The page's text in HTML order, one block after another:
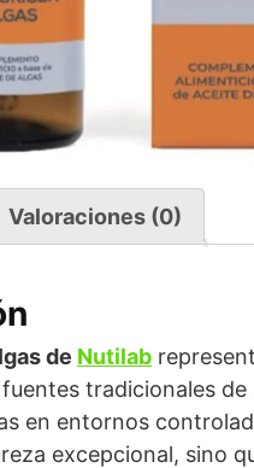
Valoraciones (0)
de Nutilab
tradicionales
en entornos
excepcional, sino